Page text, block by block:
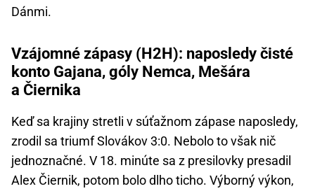
Dánmi.
Vzájomné zápasy (H2H): naposledy čisté
konto Gajana, góly Nemca, Mešára
a Čiernika
Keď sa krajiny stretli v súťažnom zápase naposledy,
zrodil sa triumf Slovákov 3:0. Nebolo to však nič
jednoznačné. V 18. minúte sa z presilovky presadil
Alex Čiernik, potom bolo dlho ticho. Výborný výkon,